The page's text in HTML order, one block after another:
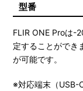
型番
FLIR ONE Proは-
定することができ
が可能です。
※対応端末（USB-